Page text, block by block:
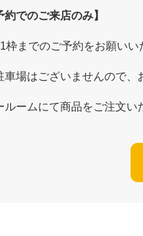
約でのご来店のみ】
1枠までのご予約をお願い
車場はございませんので
ルームにて商品をご注文